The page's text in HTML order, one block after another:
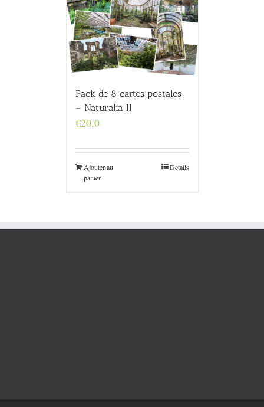
Pack de 8 cartes postales
– Naturalia II
€20,0
Ajouter au
panier
Details